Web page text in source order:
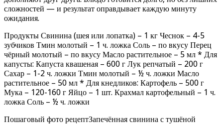
сложностей — и результат оправдывает каждую минуту
ожидания.
Продукты Свинина (шея или лопатка) – 1 кг Чеснок – 4-5
зубчиков Тмин молотый – 1 ч. ложка Соль – по вкусу Перец
чёрный молотый – по вкусу Масло растительное – 5 мл * Для
капусты: Капуста квашеная – 600 г Лук репчатый – 200 г
Сахар – 1-2 ч. ложки Тмин молотый – ½ ч. ложки Масло
растительное – 50 мл * Для кнедликов: Картофель – 500 г
Мука – 120-160 г Яйцо – 1 шт. Крахмал картофельный – 1 ч.
ложка Соль – ½ ч. ложки
Пошаговый фото рецептЗапечённая свинина с тушёной